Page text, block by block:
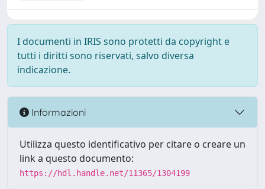
I documenti in IRIS sono protetti da copyright e
tutti i diritti sono riservati, salvo diversa
indicazione.
Informazioni
Utilizza questo identificativo per citare o creare un
link a questo documento:
https://hdl.handle.net/11365/1304199